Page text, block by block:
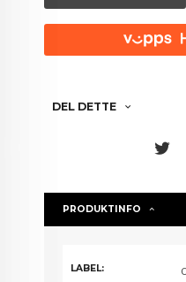
DEL DETTE
PRODUKTINFO
LABEL: